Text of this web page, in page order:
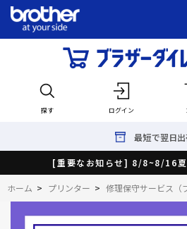
探す ログイン
最短で翌日出
[重要なお知らせ] 8/8~8/16夏
ホーム > プリンター > 修理保守サービス（